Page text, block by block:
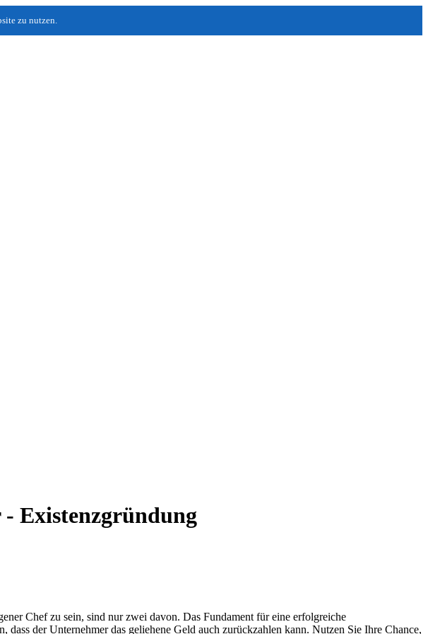
zu nutzen.
Existenzgründung
Chef zu sein, sind nur zwei davon. Das Fundament für eine erfolgreiche
der Unternehmer das geliehene Geld auch zurückzahlen kann. Nutzen Sie Ihre Chance,